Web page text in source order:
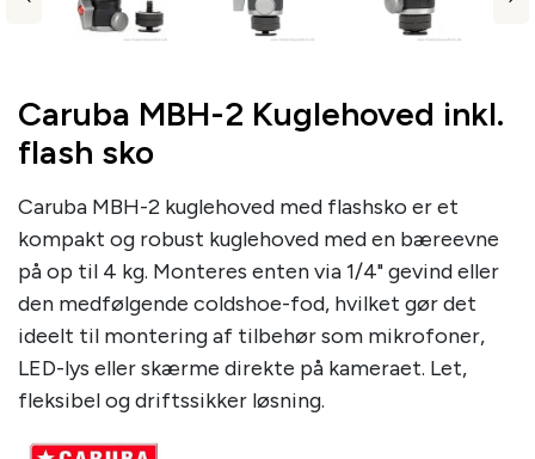
Caruba MBH-2 Kuglehoved inkl.
flash sko
Caruba MBH-2 kuglehoved med flashsko er et
kompakt og robust kuglehoved med en bæreevne
på op til 4 kg. Monteres enten via 1/4" gevind eller
den medfølgende coldshoe-fod, hvilket gør det
ideelt til montering af tilbehør som mikrofoner,
LED-lys eller skærme direkte på kameraet. Let,
fleksibel og driftssikker løsning.